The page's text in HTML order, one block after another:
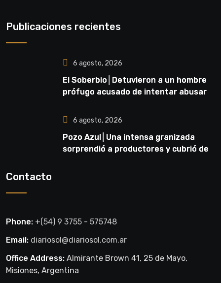
Publicaciones recientes
6 agosto, 2026
El Soberbio│Detuvieron a un hombre
prófugo acusado de intentar abusar
6 agosto, 2026
Pozo Azul│Una intensa granizada
sorprendió a productores y cubrió de
Contacto
Phone: +(54) 9 3755 - 575748
Email: diariosol@diariosol.com.ar
Office Address: Almirante Brown 41, 25 de Mayo,
Misiones, Argentina